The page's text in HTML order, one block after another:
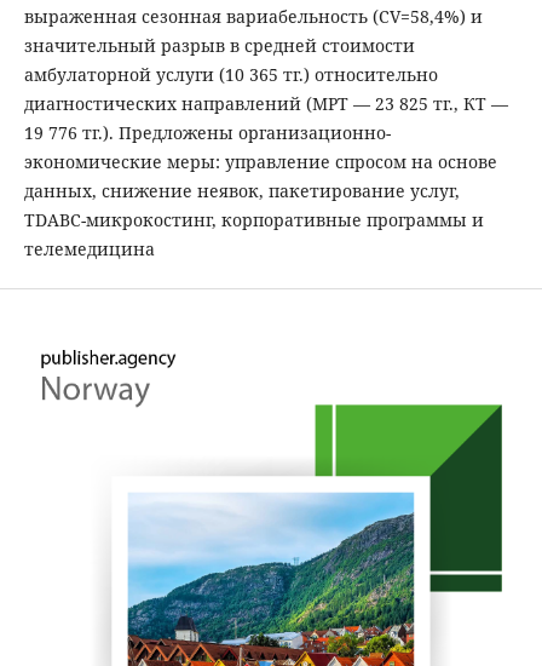
выраженная сезонная вариабельность (CV=58,4%) и
значительный разрыв в средней стоимости
амбулаторной услуги (10 365 тг.) относительно
диагностических направлений (МРТ — 23 825 тг., КТ —
19 776 тг.). Предложены организационно-
экономические меры: управление спросом на основе
данных, снижение неявок, пакетирование услуг,
TDABC-микрокостинг, корпоративные программы и
телемедицина